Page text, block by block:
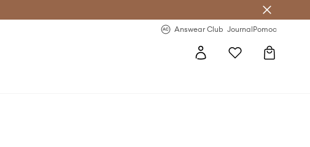
Answear Club JournalPomoc